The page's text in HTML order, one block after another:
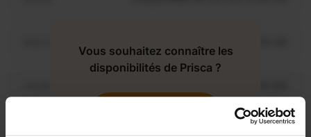
Vous souhaitez connaître les
disponibilités de Prisca ?